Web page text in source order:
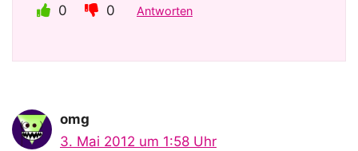
0 0 Antworten
omg
3. Mai 2012 um 1:58 Uhr